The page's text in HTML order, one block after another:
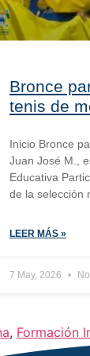
Bronce
tenis de
Inicio Bronce
Juan José M.,
Educativa
de la selección
LEER MÁS »
7 May, 2026
, Formación